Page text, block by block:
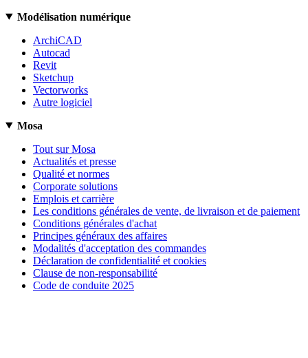
Modélisation numérique
ArchiCAD
Autocad
Revit
Sketchup
Vectorworks
Autre logiciel
Mosa
Tout sur Mosa
Actualités et presse
Qualité et normes
Corporate solutions
Emplois et carrière
Les conditions générales de vente, de livraison et de paiement
Conditions générales d'achat
Principes généraux des affaires
Modalités d'acceptation des commandes
Déclaration de confidentialité et cookies
Clause de non-responsabilité
Code de conduite 2025